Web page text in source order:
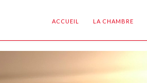
ACCUEIL LA CHAMBRE